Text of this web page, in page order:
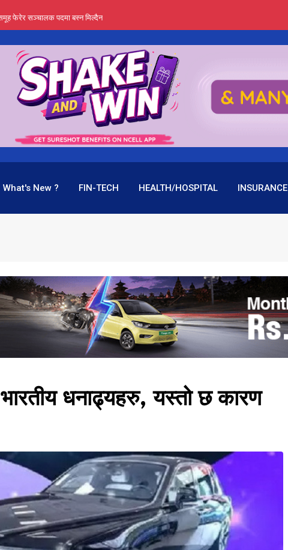
फेरेर सञ्चालक पदमा बस्न मिल्दैन
थरि तलब, वर्षमै ९२ हजार घाटा !
दाबीले मच्चायो हलचल
राष्ट्र बैंक किन मौन ?
What's New ? FIN-TECH HEALTH/HOSPITAL INSURANCE
धनाढ्यहरु, यस्तो छ कारण